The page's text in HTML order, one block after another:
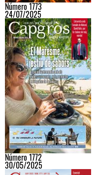
Número 1773
24/07/2025
Número 1772
30/05/2025